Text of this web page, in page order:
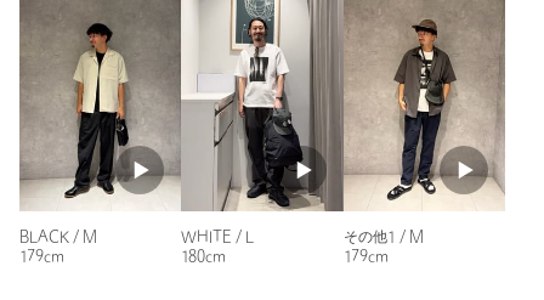
年代：
180cm
普段の着用サイズ：
XL～
2人が参考になったと回答
参考になった
BLACK / M
179cm
WHITE / L
180cm
その他1 / M
179cm